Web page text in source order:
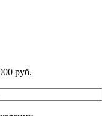
руб.